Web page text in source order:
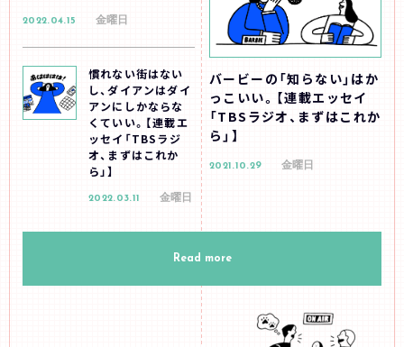
2022.04.15 金曜日
慣れない街はない
し、ダイアンはダイ
アンにしかならな
くていい。【連載エ
ッセイ「TBSラジ
オ、まずはこれか
ら」】
2022.03.11 金曜日
バービーの「知らない」はか
っこいい。【連載エッセイ
「TBSラジオ、まずはこれか
ら」】
2021.10.29 金曜日
Read more